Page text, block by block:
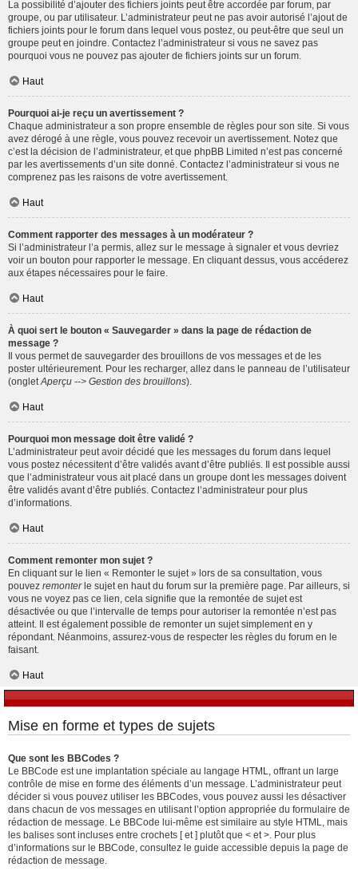
La possibilité d’ajouter des fichiers joints peut être accordée par forum, par
groupe, ou par utilisateur. L’administrateur peut ne pas avoir autorisé l’ajout de
fichiers joints pour le forum dans lequel vous postez, ou peut-être que seul un
groupe peut en joindre. Contactez l’administrateur si vous ne savez pas
pourquoi vous ne pouvez pas ajouter de fichiers joints sur un forum.
Haut
Pourquoi ai-je reçu un avertissement ?
Chaque administrateur a son propre ensemble de règles pour son site. Si vous
avez dérogé à une règle, vous pouvez recevoir un avertissement. Notez que
c’est la décision de l’administrateur, et que phpBB Limited n’est pas concerné
par les avertissements d’un site donné. Contactez l’administrateur si vous ne
comprenez pas les raisons de votre avertissement.
Haut
Comment rapporter des messages à un modérateur ?
Si l’administrateur l’a permis, allez sur le message à signaler et vous devriez
voir un bouton pour rapporter le message. En cliquant dessus, vous accéderez
aux étapes nécessaires pour le faire.
Haut
À quoi sert le bouton « Sauvegarder » dans la page de rédaction de
message ?
Il vous permet de sauvegarder des brouillons de vos messages et de les
poster ultérieurement. Pour les recharger, allez dans le panneau de l’utilisateur
(onglet Aperçu --> Gestion des brouillons).
Haut
Pourquoi mon message doit être validé ?
L’administrateur peut avoir décidé que les messages du forum dans lequel
vous postez nécessitent d’être validés avant d’être publiés. Il est possible aussi
que l’administrateur vous ait placé dans un groupe dont les messages doivent
être validés avant d’être publiés. Contactez l’administrateur pour plus
d’informations.
Haut
Comment remonter mon sujet ?
En cliquant sur le lien « Remonter le sujet » lors de sa consultation, vous
pouvez remonterle sujet en haut du forum sur la première page. Par ailleurs, si
vous ne voyez pas ce lien, cela signifie que la remontée de sujet est
désactivée ou que l’intervalle de temps pour autoriser la remontée n’est pas
atteint. Il est également possible de remonter un sujet simplement en y
répondant. Néanmoins, assurez-vous de respecter les règles du forum en le
faisant.
Haut
Mise en forme et types de sujets
Que sont les BBCodes ?
Le BBCode est une implantation spéciale au langage HTML, offrant un large
contrôle de mise en forme des éléments d’un message. L’administrateur peut
décider si vous pouvez utiliser les BBCodes, vous pouvez aussi les désactiver
dans chacun de vos messages en utilisant l’option appropriée du formulaire de
rédaction de message. Le BBCode lui-même est similaire au style HTML, mais
les balises sont incluses entre crochets [ et ] plutôt que < et >. Pour plus
d’informations sur le BBCode, consultez le guide accessible depuis la page de
rédaction de message.